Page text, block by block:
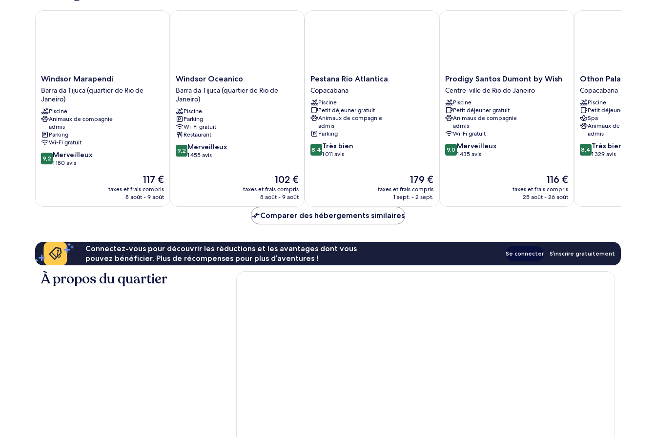
Suite
réduite
Chambre
Deluxe
avec
Windsor
Marapendi
Barra
da
Tijuca
(quartier
de
Rio
de
Janeiro)
Windsor Marapendi
Barra da Tijuca (quartier de Rio de
Janeiro)
Piscine
Animaux de compagnie
admis
Parking
Wi-Fi gratuit
9.2
sur
9,2 Merveilleux
1 180 avis
Le
nouveau
prix
117 €
taxes et frais compris
8 août - 9 août
Windsor Marapendi
Windsor
Oceanico
Barra
da
Tijuca
(quartier
de
Rio
de
Janeiro)
Windsor Oceanico
Barra da Tijuca (quartier de Rio de
Janeiro)
Piscine
Parking
Wi-Fi gratuit
Restaurant
9.2
sur
9,2 Merveilleux
1 455 avis
Le
nouveau
prix
de
102 €
102 €
taxes et frais compris
8 août - 9 août
Windsor Oceanico
Pestana
Rio
Atlantica
Copacabana
Pestana Rio Atlantica
Copacabana
Piscine
Petit déjeuner gratuit
Animaux de compagnie
admis
Parking
8.4
sur
8,4 Très bien
1 011 avis
Le
nouveau
prix
179 €
taxes et frais compris
1 sept. - 2 sept.
Pestana Rio Atlantica
Prodigy
Santos
Dumont
by
Wish
Centre-
ville
de
Rio
de
Prodigy Santos Dumont by Wish
Centre-ville de Rio de Janeiro
Piscine
Petit déjeuner gratuit
Animaux de compagnie
admis
Wi-Fi gratuit
9.0
sur
9,0 Merveilleux
1 435 avis
Le
nouveau
prix
116 €
taxes et frais compris
25 août - 26 août
Prodigy Santos Dumont by Wish
Othon
Palace
Copacabana
Rio
Copacabana
Othon Palace
Copacabana
Piscine
Petit déjeuner gratuit
Spa
Animaux de compagnie
admis
8.4
sur
8,4 Très bien
1 329 avis
Othon Palace
Comparer des hébergements similaires
Connectez-vous pour découvrir les réductions et les avantages dont vous
pouvez bénéficier. Plus de récompenses pour plus d’aventures !
Se connecter S’inscrire gratuitement
À propos du quartier